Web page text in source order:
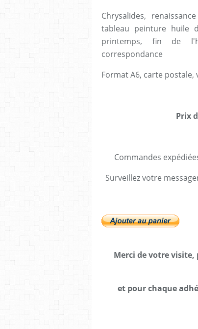
Chrysalides,
tableau peinture huile
printemps, fin de
correspondance
Format A6, carte postale,
Prix
Commandes
Surveillez votre
Merci de votre visite,
et pour chaque